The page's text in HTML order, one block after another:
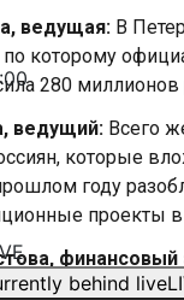
behind live
ведущая: В
которому
280 миллионов
ведущий: Всего
которые
году
проекты в
финансовый
выгодно», это